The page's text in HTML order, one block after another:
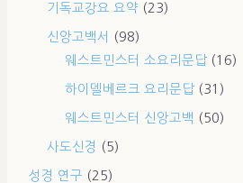
기독교강요 요약 (23)
신앙고백서
(98)
웨스트민스터 소요리문답(16)
하이델베르크 요리문답(31)
웨스트민스터 신앙고백 (50)
사도신경 (5)
성경 연구 (25)